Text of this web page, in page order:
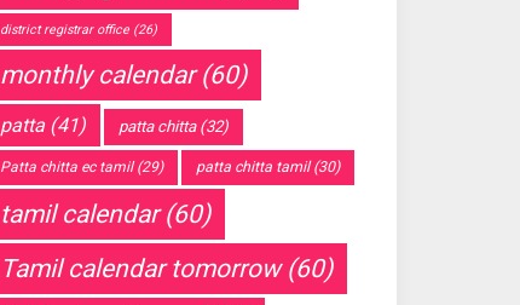
district registrar office (26)
monthly calendar(60)
patta (41) patta chitta(32)
Patta chitta ec tamil(29) patta chitta tamil(30)
tamil calendar(60)
Tamil calendar tomorrow(60)